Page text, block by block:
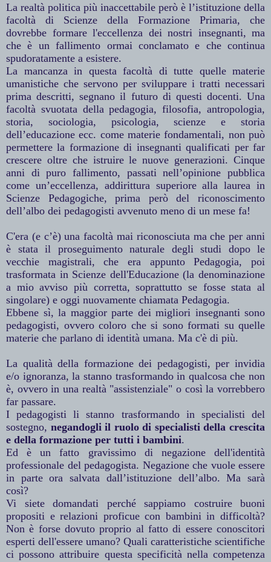
La realtà politica più inaccettabile però è l’istituzione della
facoltà di Scienze della Formazione Primaria, che
dovrebbe formare l'eccellenza dei nostri insegnanti, ma
che è un fallimento ormai conclamato e che continua
spudoratamente a esistere.
La mancanza in questa facoltà di tutte quelle materie
umanistiche che servono per sviluppare i tratti necessari
prima descritti, segnano il futuro di questi docenti. Una
facoltà svuotata della pedagogia, filosofia, antropologia,
storia, sociologia, psicologia, scienze e storia
dell’educazione ecc. come materie fondamentali, non può
permettere la formazione di insegnanti qualificati per far
crescere oltre che istruire le nuove generazioni. Cinque
anni di puro fallimento, passati nell’opinione pubblica
come un’eccellenza, addirittura superiore alla laurea in
Scienze Pedagogiche, prima però del riconoscimento
dell’albo dei pedagogisti avvenuto meno di un mese fa!
C'era (e c’è) una facoltà mai riconosciuta ma che per anni
è stata il proseguimento naturale degli studi dopo le
vecchie magistrali, che era appunto Pedagogia, poi
trasformata in Scienze dell'Educazione (la denominazione
a mio avviso più corretta, soprattutto se fosse stata al
singolare) e oggi nuovamente chiamata Pedagogia.
Ebbene sì, la maggior parte dei migliori insegnanti sono
pedagogisti, ovvero coloro che si sono formati su quelle
materie che parlano di identità umana. Ma c'è di più.
La qualità della formazione dei pedagogisti, per invidia
e/o ignoranza, la stanno trasformando in qualcosa che non
è, ovvero in una realtà "assistenziale" o così la vorrebbero
far passare.
I pedagogisti li stanno trasformando in specialisti del
sostegno, negandogli il ruolo di specialisti della crescita
e della formazione per tutti i bambini.
Ed è un fatto gravissimo di negazione dell'identità
professionale del pedagogista. Negazione che vuole essere
in parte ora salvata dall’istituzione dell’albo. Ma sarà
così?
Vi siete domandati perché sappiamo costruire buoni
propositi e relazioni proficue con bambini in difficoltà?
Non è forse dovuto proprio al fatto di essere conoscitori
esperti dell'essere umano? Quali caratteristiche scientifiche
ci possono attribuire questa specificità nella competenza